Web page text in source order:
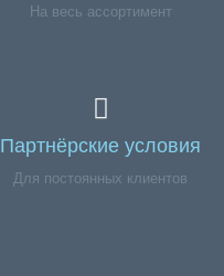
На весь ассортимент
Партнёрские условия
Для постоянных клиентов